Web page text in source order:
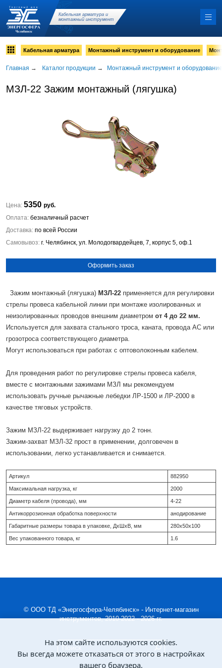
Кабельная арматура и
монтажный инструмент
Кабельная арматура Монтажный инструмент и оборудование
Главная → Каталог продукции → Монтажный инструмент и оборудование
МЗЛ-22 Зажим монтажный (лягушка)
Цена: 5350 руб.
Оплата: безналичный расчет
Доставка: по всей России
Самовывоз: г. Челябинск, ул. Молодогвардейцев, 7, корпус 5, оф.1
Оформить заказ
Зажим монтажный (лягушка) МЗЛ-22 применяется для регулировки
стрелы провеса кабельной линии при монтаже изолированных и
неизолированных проводов внешним диаметром от 4 до 22 мм.
Используется для захвата стального троса, каната, провода АС или
грозотроса соответствующего диаметра.
Могут использоваться при работах с оптоволоконным кабелем.
Для проведения работ по регулировке стрелы провеса кабеля,
вместе с монтажными зажимами МЗЛ мы рекомендуем
использовать ручные рычажные лебедки ЛР-1500 и ЛР-2000 в
качестве тяговых устройств.
Зажим МЗЛ-22 выдерживает нагрузку до 2 тонн.
Зажим-захват МЗЛ-32 прост в применении, долговечен в
использовании, легко устанавливается и снимается.
Артикул 882950
Максимальная нагрузка, кг 2000
Диаметр кабеля (провода), мм 4-22
Антикоррозионная обработка поверхности анодирование
Габаритные размеры товара в упаковке, ДхШхВ, мм 280х50х100
Вес упакованного товара, кг 1.6
© ООО ТД «Энергосфера-Челябинск» - Интернет-магазин
инструментов, 2010-2022 - 2026 гг.
На этом сайте используются cookies.
Вы всегда можете отказаться от этого в настройках
вашего браузера.